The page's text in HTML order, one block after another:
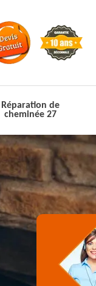
Réparation de
cheminée 27